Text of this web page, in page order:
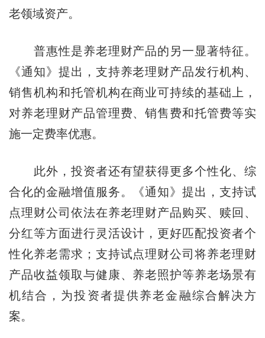
老领域资产。
普惠性是养老理财产品的另一显著特征。
《通知》提出，支持养老理财产品发行机构、
销售机构和托管机构在商业可持续的基础上，
对养老理财产品管理费、销售费和托管费等实
施一定费率优惠。
此外，投资者还有望获得更多个性化、综
合化的金融增值服务。《通知》提出，支持试
点理财公司依法在养老理财产品购买、赎回、
分红等方面进行灵活设计，更好匹配投资者个
性化养老需求；支持试点理财公司将养老理财
产品收益领取与健康、养老照护等养老场景有
机结合，为投资者提供养老金融综合解决方
案。